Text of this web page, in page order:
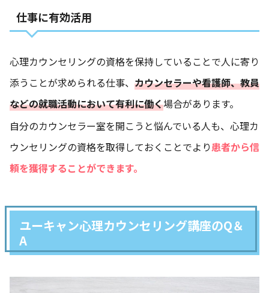
仕事に有効活用
心理カウンセリングの資格を保持していることで人に寄り
添うことが求められる仕事、 カウンセラーや看護師、教員
などの就職活動において有利に働く場合があります。
自分のカウンセラー室を開こうと悩んでいる人も、心理カ
ウンセリングの資格を取得しておくことでより患者から信
頼を獲得することができます。
ユーキャン心理カウンセリング講座のQ＆
A